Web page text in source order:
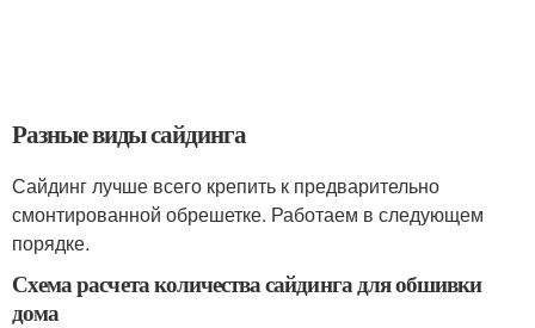
Разные виды сайдинга
Сайдинг лучше всего крепить к предварительно
смонтированной обрешетке. Работаем в следующем
порядке.
Схема расчета количества сайдинга для обшивки
дома